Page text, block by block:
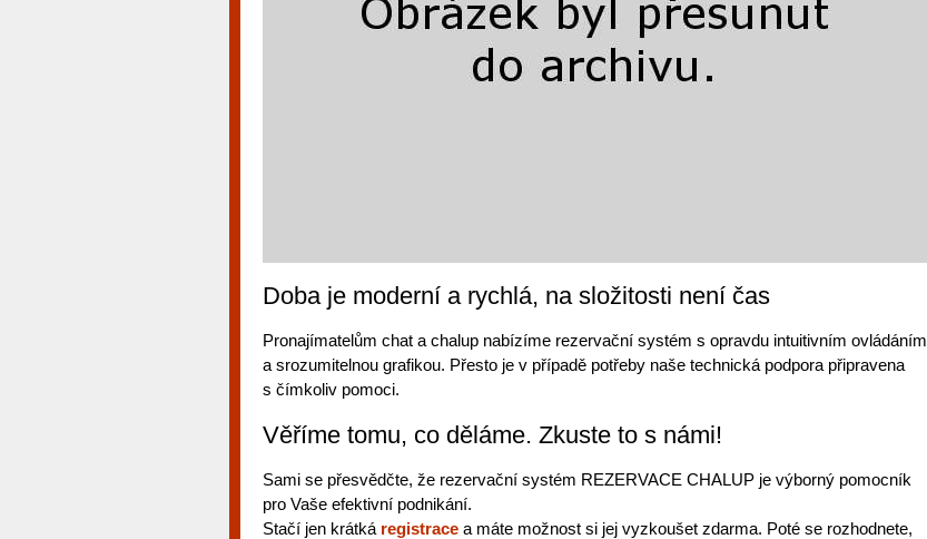
Doba je moderní a rychlá, na složitosti není čas
Pronajímatelům chat a chalup nabízíme rezervační systém s opravdu intuitivním ovládáním
a srozumitelnou grafikou. Přesto je v případě potřeby naše technická podpora připravena
s čímkoliv pomoci.
Věříme tomu, co děláme. Zkuste to s námi!
Sami se přesvědčte, že rezervační systém REZERVACE CHALUP je výborný pomocník
pro Vaše efektivní podnikání.
Stačí jen krátká registrace a máte možnost si jej vyzkoušet zdarma. Poté se rozhodnete,